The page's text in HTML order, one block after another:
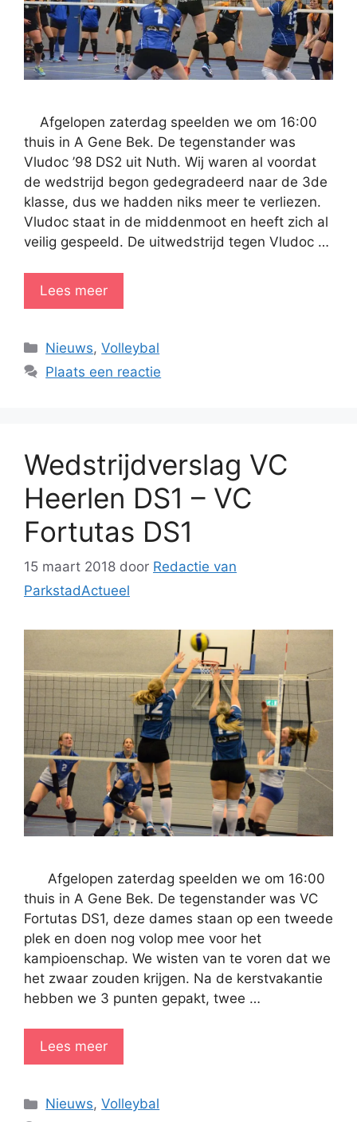
Afgelopen zaterdag speelden we om 16:00
thuis in A Gene Bek. De tegenstander was
Vludoc ’98 DS2 uit Nuth. Wij waren al voordat
de wedstrijd begon gedegradeerd naar de 3de
klasse, dus we hadden niks meer te verliezen.
Vludoc staat in de middenmoot en heeft zich al
veilig gespeeld. De uitwedstrijd tegen Vludoc …
Lees meer
Categorieën
Nieuws,Volleybal
Plaats een reactie
Wedstrijdverslag VC
Heerlen DS1 – VC
Fortutas DS1
15 maart 2018 door Redactie van
ParkstadActueel
Afgelopen zaterdag speelden we om 16:00
thuis in A Gene Bek. De tegenstander was VC
Fortutas DS1, deze dames staan op een tweede
plek en doen nog volop mee voor het
kampioenschap. We wisten van te voren dat we
het zwaar zouden krijgen. Na de kerstvakantie
hebben we 3 punten gepakt, twee …
Lees meer
Categorieën
Nieuws,Volleybal